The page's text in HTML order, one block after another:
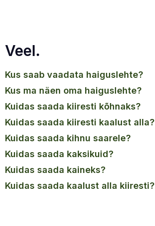
Veel.
kus saab vaadata haiguslehte?
kus ma näen oma haiguslehte?
kuidas saada kiiresti kõhnaks?
kuidas saada kiiresti kaalust alla?
kuidas saada kihnu saarele?
kuidas saada kaksikuid?
kuidas saada kaineks?
kuidas saada kaalust alla kiiresti?